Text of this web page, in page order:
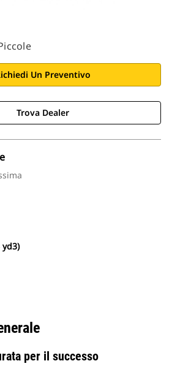
Un Preventivo
Trova Dealer
yd3)
per il successo